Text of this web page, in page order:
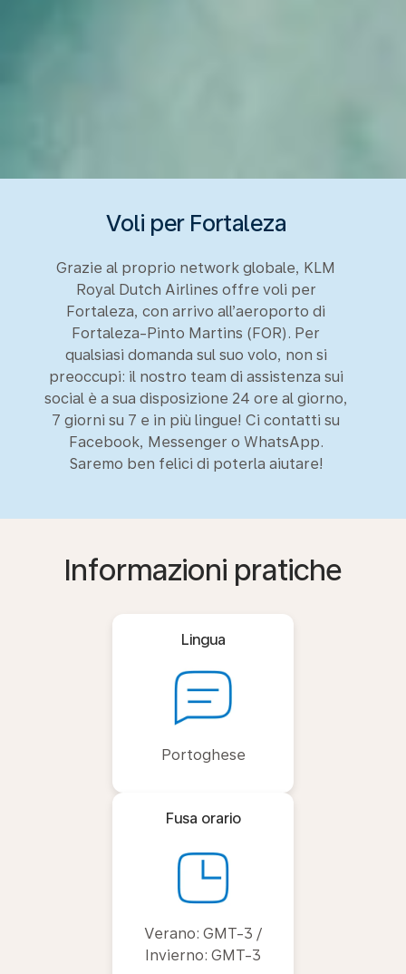
Voli per Fortaleza
Grazie al proprio network globale, KLM
Royal Dutch Airlines offre voli per
Fortaleza, con arrivo all’aeroporto di
Fortaleza-Pinto Martins (FOR). Per
qualsiasi domanda sul suo volo, non si
preoccupi: il nostro team di assistenza sui
social è a sua disposizione 24 ore al giorno,
7 giorni su 7 e in più lingue! Ci contatti su
Facebook, Messenger o WhatsApp.
Saremo ben felici di poterla aiutare!
Informazioni pratiche
Lingua
Portoghese
Fusa orario
Verano: GMT-3 /
Invierno: GMT-3